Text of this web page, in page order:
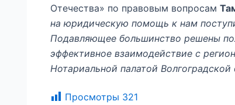
Отечества» по правовым вопросам
на юридическую помощь к нам
Подавляющее большинство решены
эффективное взаимодействие с
Нотариальной палатой Волгоградской
Просмотры 321